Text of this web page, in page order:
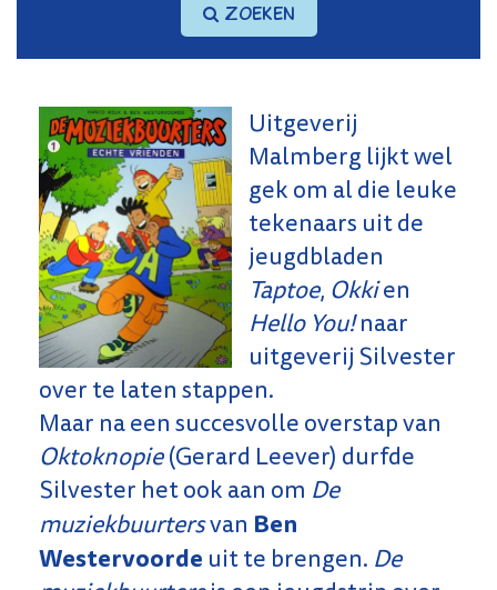
Zoeken
Uitgeverij
Malmberg lijkt wel
gek om al die leuke
tekenaars uit de
jeugdbladen
Taptoe, Okkien
Hello You!naar
uitgeverij Silvester
over te laten stappen.
Maar na een succesvolle overstap van
Oktoknopie(Gerard Leever) durfde
Silvester het ook aan om De
muziekbuurtersvan Ben
Westervoorde uit te brengen. De